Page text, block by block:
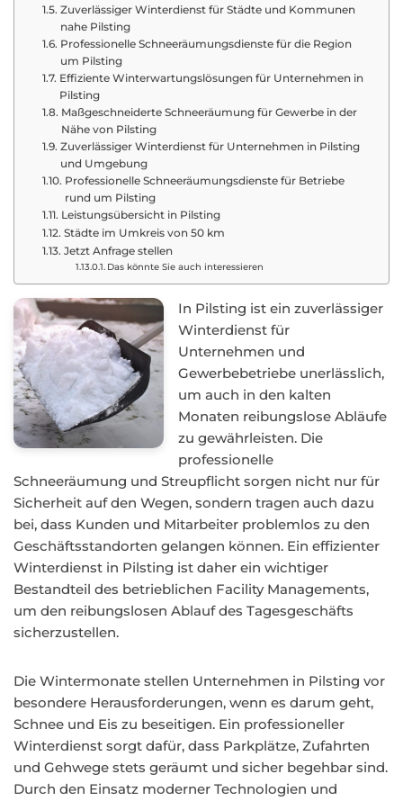
Zuverlässiger Winterdienst für Städte und Kommunen
nahe Pilsting
Professionelle Schneeräumungsdienste für die Region
um Pilsting
Effiziente Winterwartungslösungen für Unternehmen in
Pilsting
Maßgeschneiderte Schneeräumung für Gewerbe in der
Nähe von Pilsting
Zuverlässiger Winterdienst für Unternehmen in Pilsting
und Umgebung
Professionelle Schneeräumungsdienste für Betriebe
rund um Pilsting
Leistungsübersicht in Pilsting
Städte im Umkreis von 50 km
Jetzt Anfrage stellen
Das könnte Sie auch interessieren
In Pilsting ist ein zuverlässiger
Winterdienst für
Unternehmen und
Gewerbebetriebe unerlässlich,
um auch in den kalten
Monaten reibungslose Abläufe
zu gewährleisten. Die
professionelle
Schneeräumung und Streupflicht sorgen nicht nur für
Sicherheit auf den Wegen, sondern tragen auch dazu
bei, dass Kunden und Mitarbeiter problemlos zu den
Geschäftsstandorten gelangen können. Ein effizienter
Winterdienst in Pilsting ist daher ein wichtiger
Bestandteil des betrieblichen Facility Managements,
um den reibungslosen Ablauf des Tagesgeschäfts
sicherzustellen.
Die Wintermonate stellen Unternehmen in Pilsting vor
besondere Herausforderungen, wenn es darum geht,
Schnee und Eis zu beseitigen. Ein professioneller
Winterdienst sorgt dafür, dass Parkplätze, Zufahrten
und Gehwege stets geräumt und sicher begehbar sind.
Durch den Einsatz moderner Technologien und